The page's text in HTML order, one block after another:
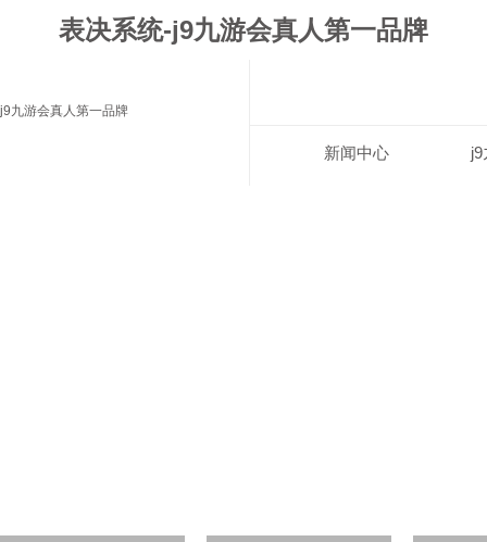
表决系统-j9九游会真人第一品牌
j9九游会真人第一品牌
新闻中心